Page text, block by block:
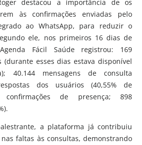
destacou a importância de os
às confirmações enviadas pelo
ao WhatsApp, para reduzir o
ele, nos primeiros 16 dias de
Fácil Saúde registrou: 169
(durante esses dias estava disponível
40.144 mensagens de consulta
dos usuários (40,55% de
de presença; 898
a plataforma já contribuiu
faltas às consultas, demonstrando